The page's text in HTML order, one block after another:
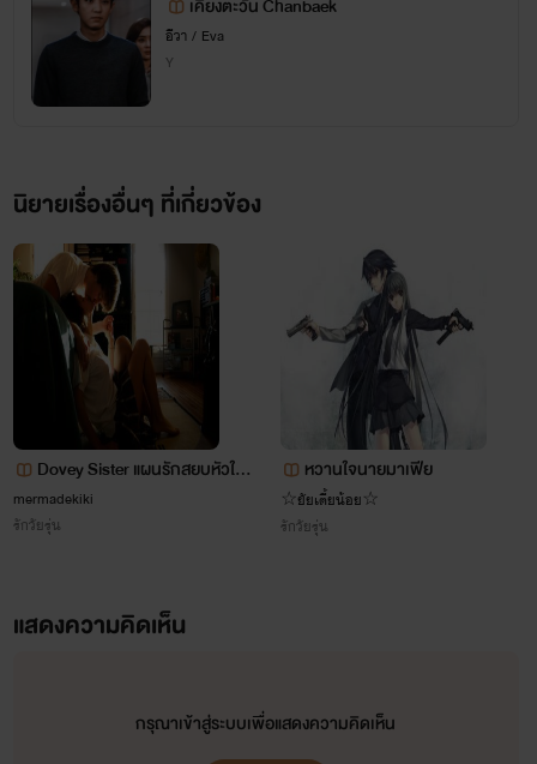
เคียงตะวัน Chanbaek
อีวา / Eva
Y
นิยายเรื่องอื่นๆ ที่เกี่ยวข้อง
Dovey Sister แผนรักสยบหัวใจ
(พี่) สาวจอมเชิด
mermadekiki
รักวัยรุ่น
หวานใจนายมาเฟีย
☆ยัยเตี้ยน้อย☆
รักวัยรุ่น
แสดงความคิดเห็น
กรุณาเข้าสู่ระบบเพื่อแสดงความคิดเห็น